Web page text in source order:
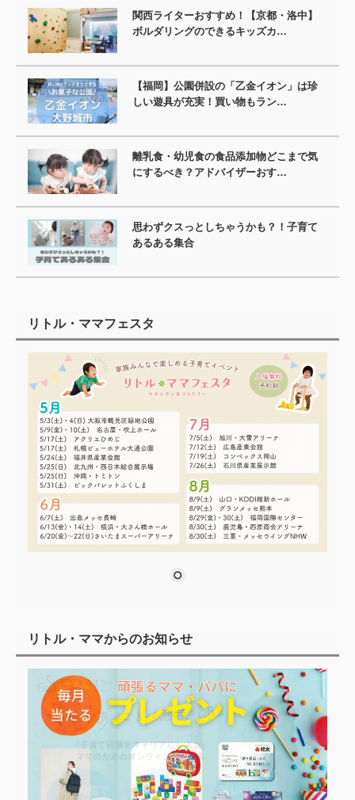
関西ライターおすすめ！【京都・洛中】
ボルダリングのできるキッズカ…
【福岡】公園併設の「乙金イオン」は珍
しい遊具が充実！買い物もラン…
離乳食・幼児食の食品添加物どこまで気
にするべき？アドバイザーおす…
思わずクスっとしちゃうかも？！子育て
あるある集合
リトル・ママフェスタ
リトル・ママからのお知らせ